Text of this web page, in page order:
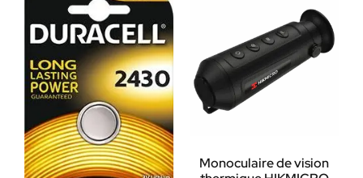
Monoculaire de vision